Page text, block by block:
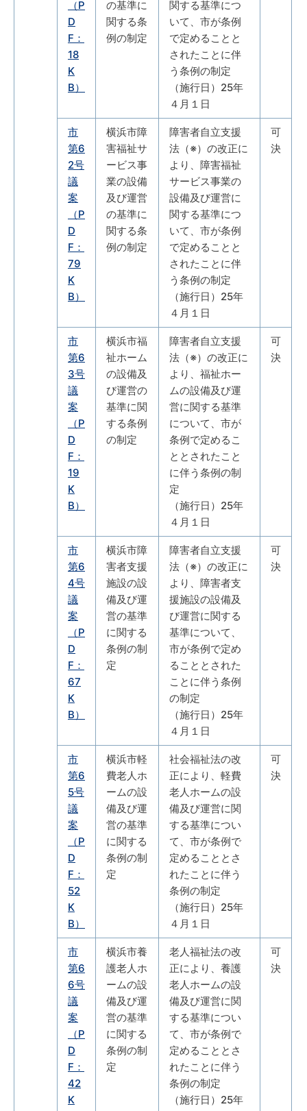
（P
D
F：
18
K
B）
の基準に
関する条
例の制定
関する基準につ
いて、市が条例
で定めることと
されたことに伴
う条例の制定
（施行日）25年
４月１日
市
第6
2号
議
案
（P
D
F：
79
K
B）
横浜市障
害福祉サ
ービス事
業の設備
及び運営
の基準に
関する条
例の制定
障害者自立支援
法（※）の改正に
より、障害福祉
サービス事業の
設備及び運営に
関する基準につ
いて、市が条例
で定めることと
されたことに伴
う条例の制定
（施行日）25年
４月１日
可
決
市
第6
3号
議
案
（P
D
F：
19
K
B）
横浜市福
祉ホーム
の設備及
び運営の
基準に関
する条例
の制定
障害者自立支援
法（※）の改正に
より、福祉ホー
ムの設備及び運
営に関する基準
について、市が
条例で定めるこ
ととされたこと
に伴う条例の制
定
（施行日）25年
４月１日
可
決
市
第6
4号
議
案
（P
D
F：
67
K
B）
横浜市障
害者支援
施設の設
備及び運
営の基準
に関する
条例の制
定
障害者自立支援
法（※）の改正に
より、障害者支
援施設の設備及
び運営に関する
基準について、
市が条例で定め
ることとされた
ことに伴う条例
の制定
（施行日）25年
４月１日
可
決
市
第6
5号
議
案
（P
D
F：
52
K
B）
横浜市軽
費老人ホ
ームの設
備及び運
営の基準
に関する
条例の制
定
社会福祉法の改
正により、軽費
老人ホームの設
備及び運営に関
する基準につい
て、市が条例で
定めることとさ
れたことに伴う
条例の制定
（施行日）25年
４月１日
可
決
市
第6
6号
議
案
（P
D
F：
42
K
横浜市養
護老人ホ
ームの設
備及び運
営の基準
に関する
条例の制
定
老人福祉法の改
正により、養護
老人ホームの設
備及び運営に関
する基準につい
て、市が条例で
定めることとさ
れたことに伴う
条例の制定
（施行日）25年
可
決